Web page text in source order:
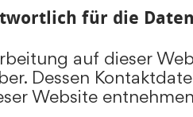
für die
auf dieser
Dessen
Website